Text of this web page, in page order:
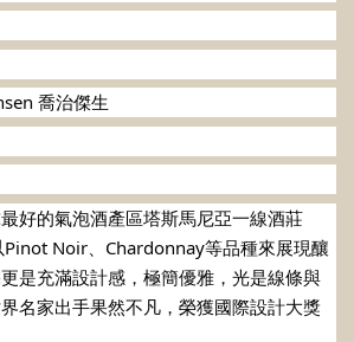
喬治傑生
好的氣泡酒產區塔斯馬尼亞一線酒莊
Noir、Chardonnay等品種來展現釀
是充滿設計感，極簡優雅，光是線條與
名家出手果然不凡，榮獲國際設計大獎